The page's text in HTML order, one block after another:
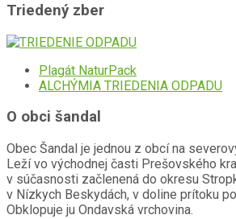
Triedený zber
Plagát NaturPack
ALCHÝMIA TRIEDENIA ODPADU
O obci šandal
Obec Šandal je jednou z obcí na
Leží vo východnej časti Prešovského
v súčasnosti začlenená do okresu
v Nízkych Beskydách, v doline prítoku
Obklopuje ju Ondavská vrchovina.